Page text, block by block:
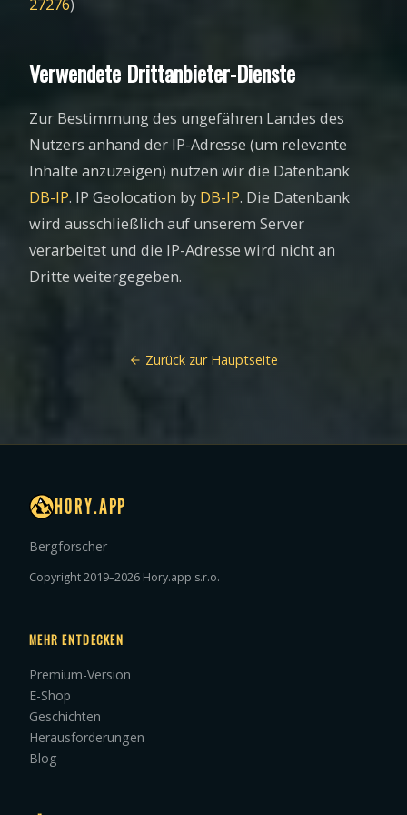
27276)
Verwendete Drittanbieter-Dienste
Zur Bestimmung des ungefähren Landes des
Nutzers anhand der IP-Adresse (um relevante
Inhalte anzuzeigen) nutzen wir die Datenbank
DB-IP. IP Geolocation by DB-IP. Die Datenbank
wird ausschließlich auf unserem Server
verarbeitet und die IP-Adresse wird nicht an
Dritte weitergegeben.
Zurück zur Hauptseite
HORY.APP
Bergforscher
Copyright 2019–2026 Hory.app s.r.o.
MEHR ENTDECKEN
Premium-Version
E-Shop
Geschichten
Herausforderungen
Blog